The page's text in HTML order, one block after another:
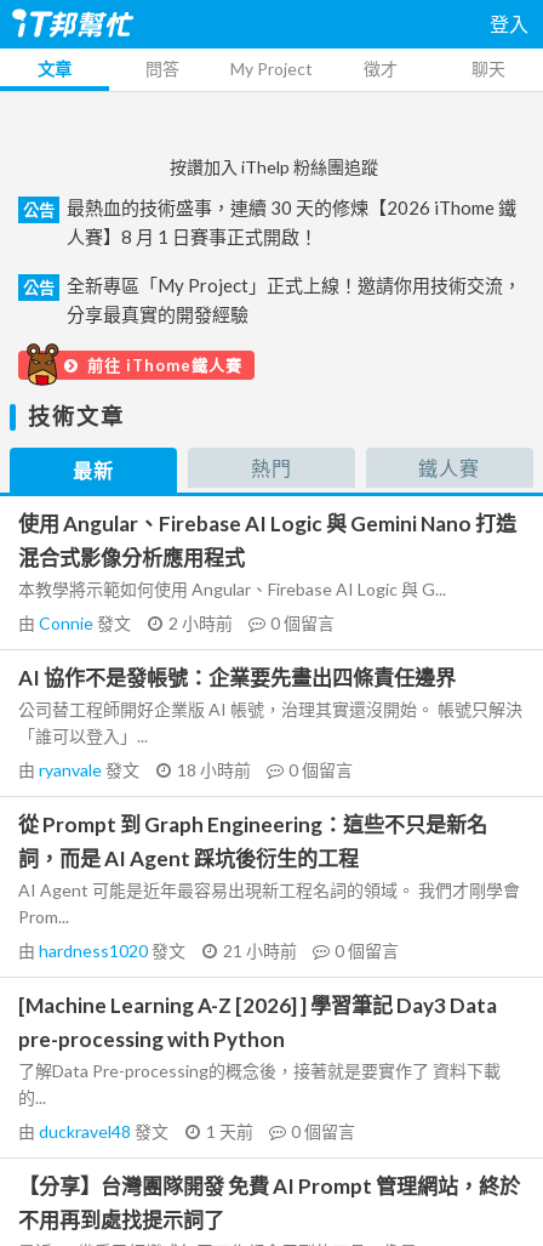
登入
文章 問答 My Project 徵才 聊天
按讚加入 iThelp 粉絲團追蹤
公告
最熱血的技術盛事，連續 30 天的修煉【2026 iThome 鐵
人賽】8 月 1 日賽事正式開啟！
公告
全新專區「My Project」正式上線！邀請你用技術交流，
分享最真實的開發經驗
前往 iThome鐵人賽
技術文章
最新 熱門 鐵人賽
使用 Angular、Firebase AI Logic 與 Gemini Nano 打造
混合式影像分析應用程式
本教學將示範如何使用 Angular、Firebase AI Logic 與 G...
由 Connie發文 2 小時前 0個留言
AI 協作不是發帳號：企業要先畫出四條責任邊界
公司替工程師開好企業版 AI 帳號，治理其實還沒開始。 帳號只解決
「誰可以登入」...
由 ryanvale發文 18 小時前 0個留言
從 Prompt 到 Graph Engineering：這些不只是新名
詞，而是 AI Agent 踩坑後衍生的工程
AI Agent 可能是近年最容易出現新工程名詞的領域。 我們才剛學會
Prom...
由 hardness1020發文 21 小時前 0個留言
[Machine Learning A-Z [2026] ] 學習筆記 Day3 Data
pre-processing with Python
了解Data Pre-processing的概念後，接著就是要實作了 資料下載
的...
由 duckravel48 發文 1 天前 0個留言
【分享】台灣團隊開發 免費 AI Prompt 管理網站，終於
不用再到處找提示詞了